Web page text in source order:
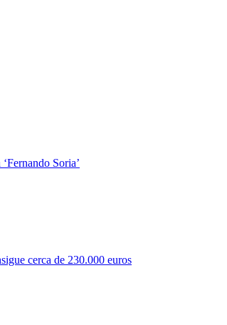
Soria’
cerca de 230.000 euros